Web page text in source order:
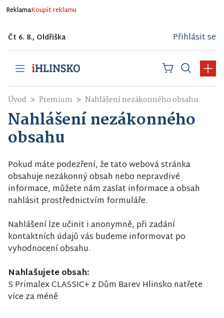
ReklamaKoupit reklamu
Čt 6. 8., Oldřiška Přihlásit se
Úvod Premium Nahlášení nezákonného obsahu
Nahlášení nezákonného
obsahu
Pokud máte podezření, že tato webová stránka
obsahuje nezákonný obsah nebo nepravdivé
informace, můžete nám zaslat informace a obsah
nahlásit prostřednictvím formuláře.
Nahlášení lze učinit i anonymně, při zadání
kontaktních údajů vás budeme informovat po
vyhodnocení obsahu.
Nahlašujete obsah:
S Primalex CLASSIC+ z Dům Barev Hlinsko natřete
více za méně